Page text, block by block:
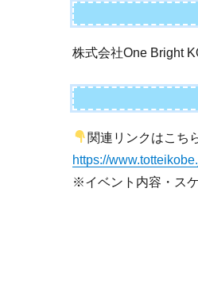
株式会社One Bright
関連リンクはこち
https://
※イベント内容・ス